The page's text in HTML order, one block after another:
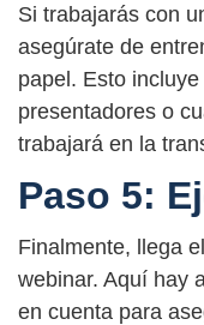
Si trabajarás con
asegúrate de
papel. Esto
presentadores o
trabajará en la
Paso 5:
Finalmente, llega
webinar. Aquí hay
en cuenta para